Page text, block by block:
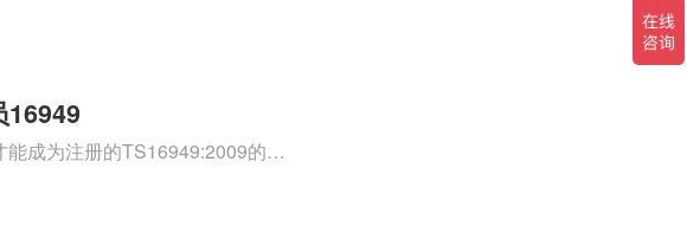
成为注册的TS16949:2009的外
情况、iso9000外审员、